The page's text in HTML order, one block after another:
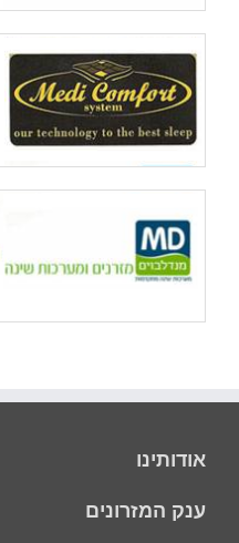
אודותינו
ענק המזרונים